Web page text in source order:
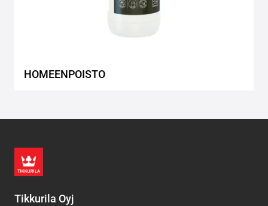
HOMEENPOISTO
Tikkurila Oyj